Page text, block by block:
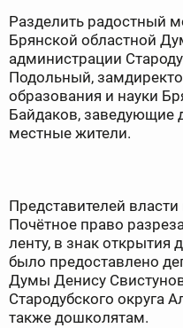
Разделить радостный
Брянской областной
администрации
Подольный,
образования и науки
Байдаков, заведующие
местные жители.
Представителей
Почётное право
ленту, в знак открытия
было предоставлено
Думы Денису
Стародубского округа
также дошколятам.